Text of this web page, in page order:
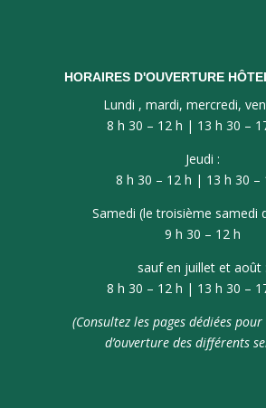
HORAIRES D'OUVERTURE
Lundi , mardi, mercredi,
8 h 30 – 12 h | 13 h 30 –
Jeudi :
8 h 30 – 12 h | 13 h 30 –
Samedi (le troisième samedi
9 h 30 – 12 h
sauf en juillet et août :
8 h 30 – 12 h | 13 h 30 –
(Consultez les pages dédiées
d’ouverture des différents